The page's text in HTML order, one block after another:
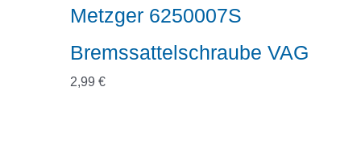
Metzger 6250007S
Bremssattelschraube VAG
2,99 €